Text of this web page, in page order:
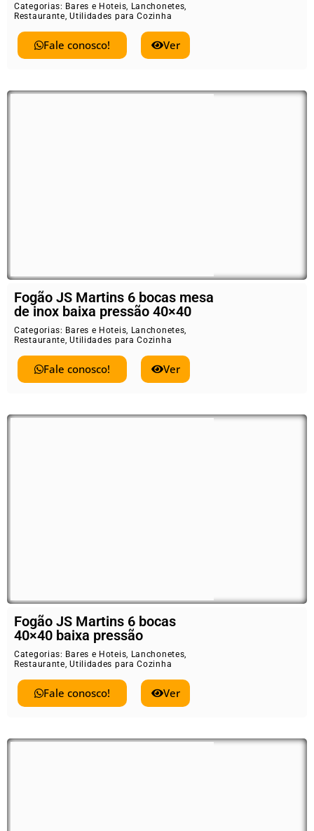
Categorias: Bares e Hoteis, Lanchonetes,
Restaurante,Utilidades para Cozinha
Fale conosco! Ver
Fogão JS Martins 6 bocas mesa
de inox baixa pressão 40×40
Categorias: Bares e Hoteis, Lanchonetes,
Restaurante,Utilidades para Cozinha
Fale conosco! Ver
Fogão JS Martins 6 bocas
40×40 baixa pressão
Categorias: Bares e Hoteis, Lanchonetes,
Restaurante,Utilidades para Cozinha
Fale conosco! Ver